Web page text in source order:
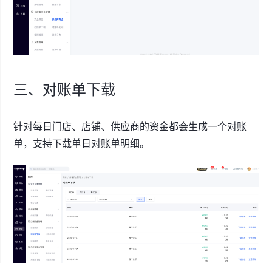
三、对账单下载
针对每日门店、店铺、供应商的资金都会生成一个对账
单，支持下载单日对账单明细。